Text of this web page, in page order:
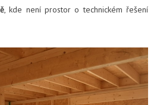
, kde není prostor o technickém řešení